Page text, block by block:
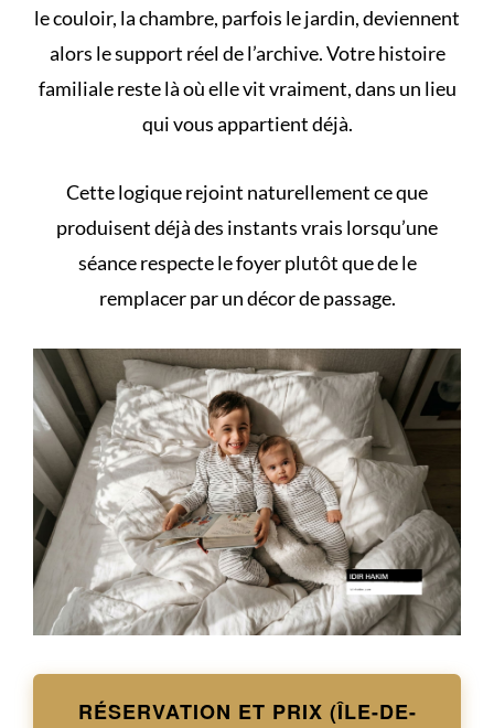
le couloir, la chambre, parfois le jardin, deviennent
alors le support réel de l’archive. Votre histoire
familiale reste là où elle vit vraiment, dans un lieu
qui vous appartient déjà.
Cette logique rejoint naturellement ce que
produisent déjà des instants vrais lorsqu’une
séance respecte le foyer plutôt que de le
remplacer par un décor de passage.
RÉSERVATION ET PRIX (ÎLE-DE-